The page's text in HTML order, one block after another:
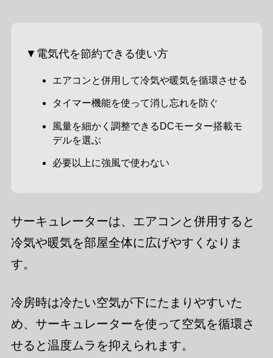
▼電気代を節約できる使い方
エアコンと併用して冷気や暖気を循環させる
タイマー機能を使って消し忘れを防ぐ
風量を細かく調整できるDCモーター搭載モ
デルを選ぶ
必要以上に強風で使わない
サーキュレーターは、エアコンと併用すると
冷気や暖気を部屋全体に広げやすくなりま
す。
冷房時は冷たい空気が下にたまりやすいた
め、サーキュレーターを使って空気を循環さ
せると温度ムラを抑えられます。